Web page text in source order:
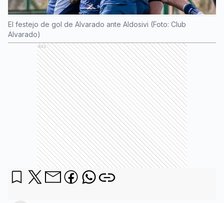
El festejo de gol de Alvarado ante Aldosivi (Foto: Club
Alvarado)
Ads